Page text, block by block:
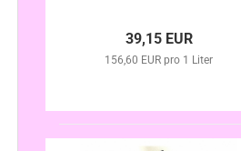
39,15 EUR
156,60 EUR pro 1 Liter